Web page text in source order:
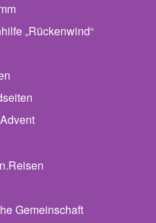
„Rückenwind“
von Erwachsene
Gemeinschaft